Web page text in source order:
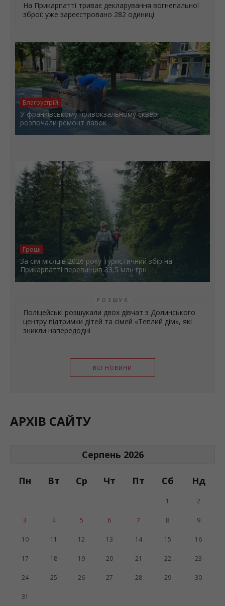
На Прикарпатті триває декларування вогнепальної
зброї: уже зареєстровано 282 одиниці
Благоустрій
У франківському привокзальному сквері
розпочали ремонт лавок
Гроші
За сім місяців 2026 року туристичний збір на
Прикарпатті перевищив 33,5 млн грн
РОЗШУК
Поліцейські розшукали двох дівчат з Долинського
центру підтримки дітей та сімей «Теплий дім», які
зникли напередодні
ВСІ НОВИНИ
АРХІВ САЙТУ
Серпень 2026
Пн Вт Ср Чт Пт Сб Нд
1 2
3 4 5 6 7 8 9
10 11 12 13 14 15 16
17 18 19 20 21 22 23
24 25 26 27 28 29 30
31